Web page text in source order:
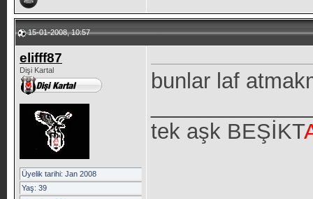
15-01-2008, 10:57
elifff87
Dişi Kartal
Üyelik tarihi: Jan 2008
Yaş: 39
bunlar laf
tek aşk BEŞİKT